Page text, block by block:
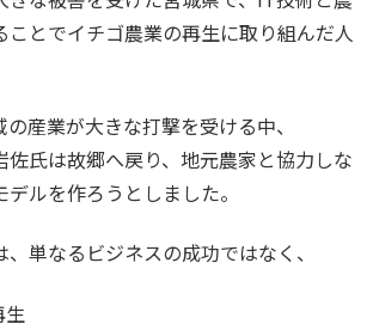
ことでイチゴ農業の再生に取り組んだ人
産業が大きな打撃を受ける中、
氏は故郷へ戻り、地元農家と協力しな
ルを作ろうとしました。
単なるビジネスの成功ではなく、
生